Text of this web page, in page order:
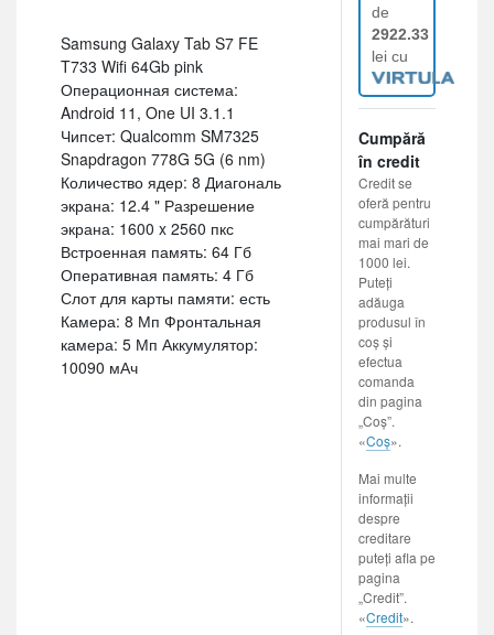
Samsung Galaxy Tab S7 FE
T733 Wifi 64Gb pink
Операционная система:
Android 11, One UI 3.1.1
Чипсет: Qualcomm SM7325
Snapdragon 778G 5G (6 nm)
Количество ядер: 8 Диагональ
экрана: 12.4 " Разрешение
экрана: 1600 x 2560 пкс
Встроенная память: 64 Гб
Оперативная память: 4 Гб
Слот для карты памяти: есть
Камера: 8 Мп Фронтальная
камера: 5 Мп Аккумулятор:
10090 мАч
de
2922.33
lei cu
Cumpără
în credit
Credit se
oferă pentru
cumpărături
mai mari de
1000 lei.
Puteți
adăuga
produsul în
coș și
efectua
comanda
din pagina
„Coș”.
«Coș».
Mai multe
informații
despre
creditare
puteți afla pe
pagina
„Credit”.
«Credit».